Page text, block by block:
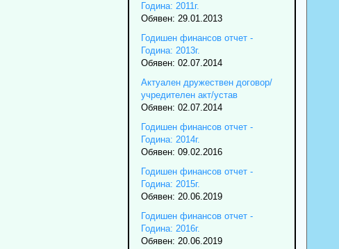
Година: 2011г.
Обявен: 29.01.2013
Годишен финансов отчет -
Година: 2013г.
Обявен: 02.07.2014
Актуален дружествен договор/
учредителен акт/устав
Обявен: 02.07.2014
Годишен финансов отчет -
Година: 2014г.
Обявен: 09.02.2016
Годишен финансов отчет -
Година: 2015г.
Обявен: 20.06.2019
Годишен финансов отчет -
Година: 2016г.
Обявен: 20.06.2019